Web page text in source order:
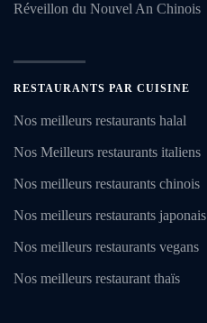
Réveillon du Nouvel An Chinois
RESTAURANTS PAR CUISINE
Nos meilleurs restaurants halal
Nos Meilleurs restaurants italiens
Nos meilleurs restaurants chinois
Nos meilleurs restaurants japonais
Nos meilleurs restaurants vegans
Nos meilleurs restaurant thaïs